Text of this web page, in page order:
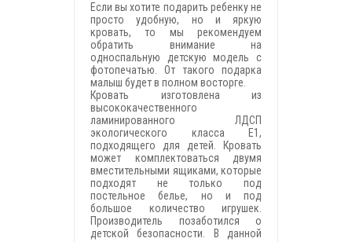
Если вы хотите подарить ребенку не
просто удобную, но и яркую
кровать, то мы рекомендуем
обратить внимание на
односпальную детскую модель с
фотопечатью. От такого подарка
малыш будет в полном восторге.
Кровать изготовлена из
высококачественного
ламинированного ЛДСП
экологического класса Е1,
подходящего для детей. Кровать
может комплектоваться двумя
вместительными ящиками, которые
подходят не только под
постельное белье, но и под
большое количество игрушек.
Производитель позаботился о
детской безопасности. В данной